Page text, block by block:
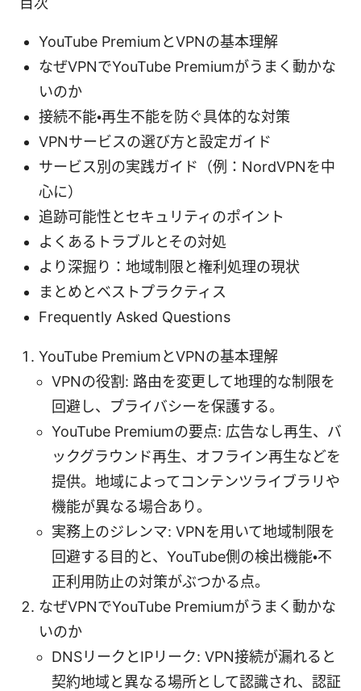
YouTube PremiumとVPNの基本理解
なぜVPNでYouTube Premiumがうまく動かな
いのか
接続不能・再生不能を防ぐ具体的な対策
VPNサービスの選び方と設定ガイド
サービス別の実践ガイド（例：NordVPNを中
心に）
追跡可能性とセキュリティのポイント
よくあるトラブルとその対処
より深掘り：地域制限と権利処理の現状
まとめとベストプラクティス
Frequently Asked Questions
YouTube PremiumとVPNの基本理解
VPNの役割: 路由を変更して地理的な制限を
回避し、プライバシーを保護する。
YouTube Premiumの要点: 広告なし再生、バ
ックグラウンド再生、オフライン再生などを
提供。地域によってコンテンツライブラリや
機能が異なる場合あり。
実務上のジレンマ: VPNを用いて地域制限を
回避する目的と、YouTube側の検出機能・不
正利用防止の対策がぶつかる点。
なぜVPNでYouTube Premiumがうまく動かな
いのか
DNSリークとIPリーク: VPN接続が漏れると
契約地域と異なる場所として認識され、認証